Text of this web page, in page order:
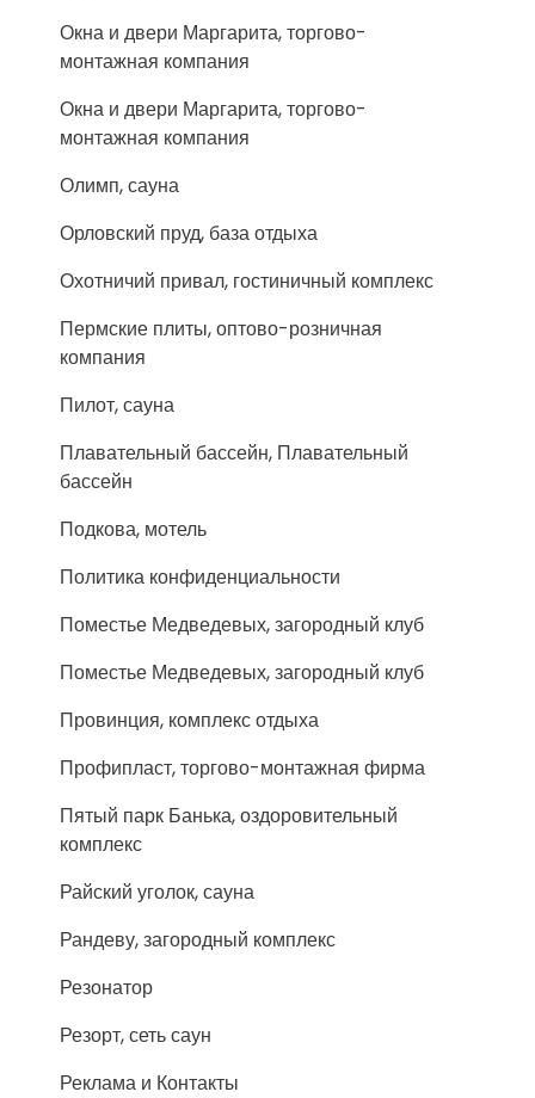
Окна и двери Маргарита, торгово-
монтажная компания
Окна и двери Маргарита, торгово-
монтажная компания
Олимп, сауна
Орловский пруд, база отдыха
Охотничий привал, гостиничный комплекс
Пермские плиты, оптово-розничная
компания
Пилот, сауна
Плавательный бассейн, Плавательный
бассейн
Подкова, мотель
Политика конфиденциальности
Поместье Медведевых, загородный клуб
Поместье Медведевых, загородный клуб
Провинция, комплекс отдыха
Профипласт, торгово-монтажная фирма
Пятый парк Банька, оздоровительный
комплекс
Райский уголок, сауна
Рандеву, загородный комплекс
Резонатор
Резорт, сеть саун
Реклама и Контакты